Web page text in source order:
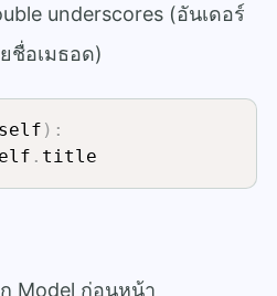
underscores (อันเดอร์
ชื่อเมธอด)
self ) :
. title
Model ก่อนหน้า